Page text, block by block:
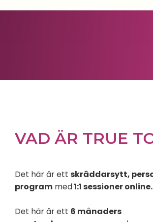
VAD ÄR TRUE
Det här är ett skräddarsytt,
program med1:1 sessioner online.
Det här är ett 6 månaders